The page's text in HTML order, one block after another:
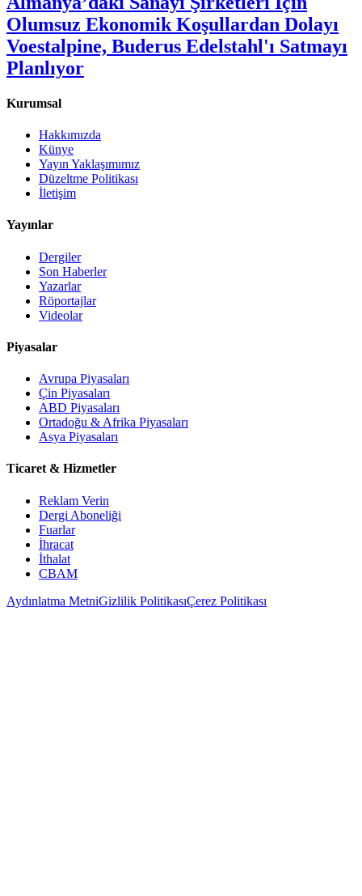
Olumsuz Ekonomik Koşullardan Dolayı
Voestalpine, Buderus Edelstahl'ı Satmayı
Planlıyor
Kurumsal
Hakkımızda
Künye
Yayın Yaklaşımımız
Düzeltme Politikası
İletişim
Yayınlar
Dergiler
Son Haberler
Yazarlar
Röportajlar
Videolar
Piyasalar
Avrupa Piyasaları
Çin Piyasaları
ABD Piyasaları
Ortadoğu & Afrika Piyasaları
Asya Piyasaları
Ticaret & Hizmetler
Reklam Verin
Dergi Aboneliği
Fuarlar
İhracat
İthalat
CBAM
Aydınlatma MetniGizlilik PolitikasıÇerez Politikası